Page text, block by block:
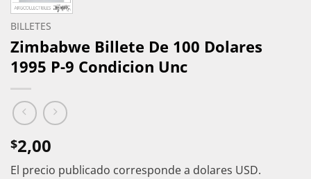
BILLETES
Zimbabwe Billete De 100 Dolares
1995 P-9 Condicion Unc
$2,00
El precio publicado corresponde a dolares USD.